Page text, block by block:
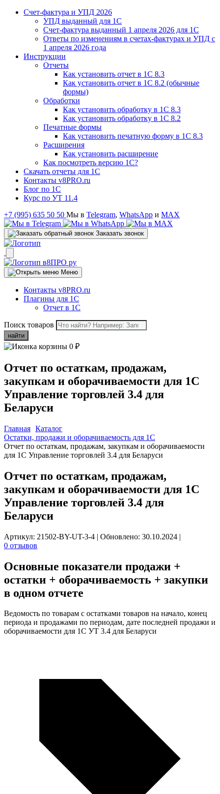
Счет-фактура и УПД 2026
УПД выданный для 1C
Счет-фактура выданный 1 апреля 2026 для 1C
Ответы по изменениям в счетах-фактурах и УПД с
1 апреля 2026 года
Инструкции
Отчеты
Как установить отчет в 1С 8.3
Как установить отчет в 1С 8.2 (обычные
формы)
Обработки
Как установить обработку в 1С 8.3
Как установить обработку в 1С 8.2
Печатные формы
Как установить печатную форму в 1С 8.3
Расширения
Как установить расширение
Как посмотреть версию 1С?
Скачать отчеты для 1С
Контакты v8PRO.ru
Блог по 1С
Курс по УТ 11.4
+7 (995) 635 50 50 Мы в Telegram, WhatsApp и MAX
Заказать звонок
Меню
Контакты v8PRO.ru
Плагины для 1С
Отчет в 1С
Поиск товаров
найти
0 ₽
Отчет по остаткам, продажам,
закупкам и оборачиваемости для 1С
Управление торговлей 3.4 для
Беларуси
Главная Каталог
Остатки, продажи и оборачиваемость для 1C
Отчет по остаткам, продажам, закупкам и оборачиваемости
для 1С Управление торговлей 3.4 для Беларуси
Отчет по остаткам, продажам,
закупкам и оборачиваемости для 1С
Управление торговлей 3.4 для
Беларуси
Артикул: 21502-BY-UT-3-4 | Обновлено: 30.10.2024 |
0 отзывов
Основные показатели продажи +
остатки + оборачиваемость + закупки
в одном отчете
Ведомость по товарам с остатками товаров на начало, конец
периода и продажами по периодам, дате последней продажи и
оборачиваемости для 1С УТ 3.4 для Беларуси